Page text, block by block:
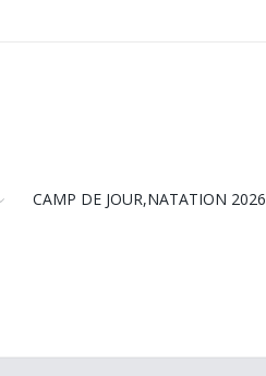
CAMP DE JOUR,NATATION 2026